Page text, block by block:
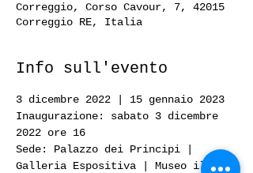
Correggio, Corso Cavour, 7, 42015
Correggio RE, Italia
Info sull'evento
3 dicembre 2022 | 15 gennaio 2023
Inaugurazione: sabato 3 dicembre
2022 ore 16
Sede: Palazzo dei Principi |
Galleria Espositiva | Museo il